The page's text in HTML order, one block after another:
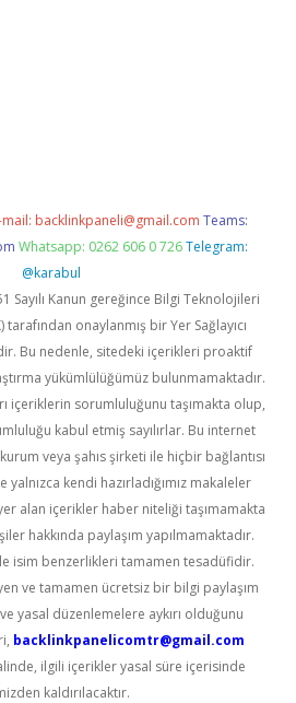
mail: backlinkpaneli@gmail.com Teams:
Whatsapp: 0262 606 0 726 Telegram:
@karabul
Sayılı Kanun gereğince Bilgi Teknolojileri
onaylanmış bir Yer Sağlayıcı
Bu nedenle, sitedeki içerikleri proaktif
yükümlülüğümüz bulunmamaktadır.
içeriklerin sorumluluğunu taşımakta olup,
kabul etmiş sayılırlar. Bu internet
veya şahıs şirketi ile hiçbir bağlantısı
kendi hazırladığımız makaleler
alan içerikler haber niteliği taşımamakta
hakkında paylaşım yapılmamaktadır.
isim benzerlikleri tamamen tesadüfidir.
ve tamamen ücretsiz bir bilgi paylaşım
yasal düzenlemelere aykırı olduğunu
backlinkpanelicomtr@gmail.com
ilgili içerikler yasal süre içerisinde
kaldırılacaktır.